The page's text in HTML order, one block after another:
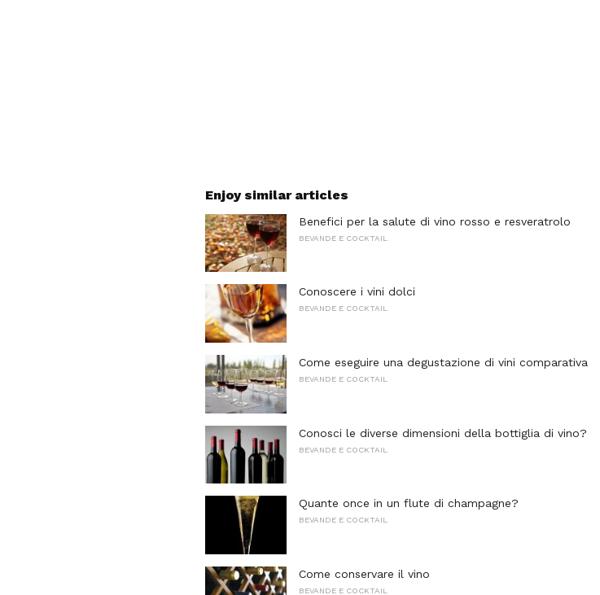
Enjoy similar articles
Benefici per la salute di vino rosso e resveratrolo
BEVANDE E COCKTAIL
Conoscere i vini dolci
BEVANDE E COCKTAIL
Come eseguire una degustazione di vini comparativa
BEVANDE E COCKTAIL
Conosci le diverse dimensioni della bottiglia di vino?
BEVANDE E COCKTAIL
Quante once in un flute di champagne?
BEVANDE E COCKTAIL
Come conservare il vino
BEVANDE E COCKTAIL